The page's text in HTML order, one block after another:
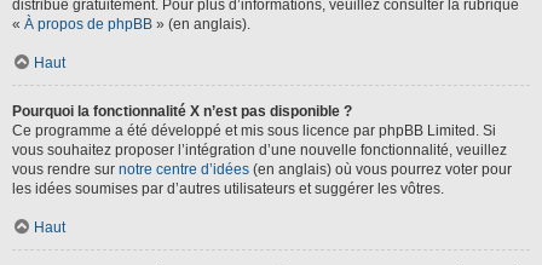
distribué gratuitement. Pour plus d’informations, veuillez consulter la rubrique
« À propos de phpBB » (en anglais).
Haut
Pourquoi la fonctionnalité X n’est pas disponible ?
Ce programme a été développé et mis sous licence par phpBB Limited. Si
vous souhaitez proposer l’intégration d’une nouvelle fonctionnalité, veuillez
vous rendre sur notre centre d’idées (en anglais) où vous pourrez voter pour
les idées soumises par d’autres utilisateurs et suggérer les vôtres.
Haut